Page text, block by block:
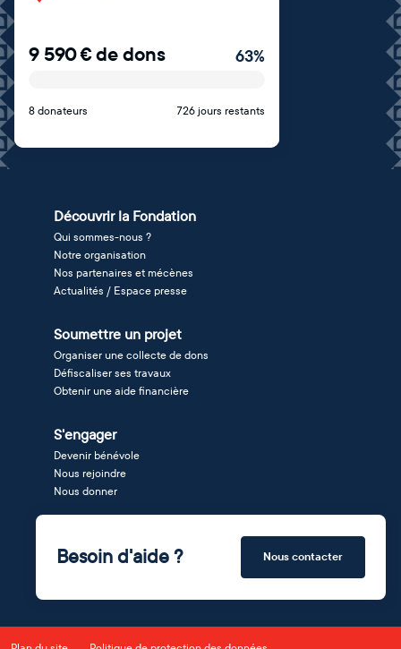
9 590€de dons 63%
8 donateurs 726 jours restants
Découvrir la Fondation
Qui sommes-nous ?
Notre organisation
Nos partenaires et mécènes
Actualités / Espace presse
Soumettre un projet
Organiser une collecte de dons
Défiscaliser ses travaux
Obtenir une aide financière
S'engager
Devenir bénévole
Nous rejoindre
Nous donner
Besoin d'aide ? Nous contacter